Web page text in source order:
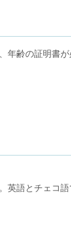
年齢の証明書
英語とチェコ語